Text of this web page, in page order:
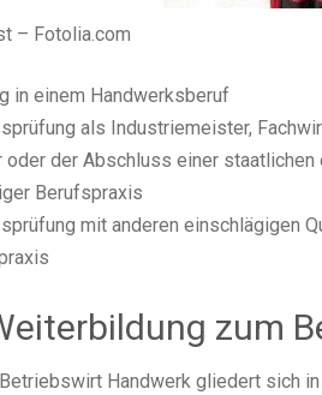
– Fotolia.com
in einem Handwerksberuf
als Industriemeister,
oder der Abschluss einer
Berufspraxis
mit anderen einschlägigen
zum
Handwerk gliedert sich